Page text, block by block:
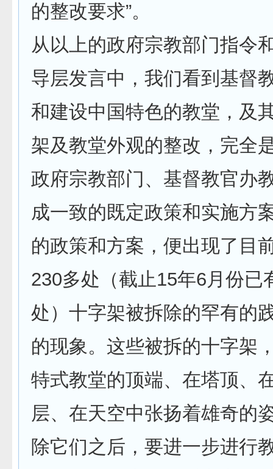
的整改要求”。
从以上的政府宗教部门指令
导层发言中，我们看到基督
和建设中国特色的教堂，及
架及教堂外观的整改，完全
政府宗教部门、基督教官办
成一致的既定政策和实施方
的政策和方案，便出现了目
230多处（截止15年6月份已
处）十字架被拆除的罕有的
的现象。这些被拆的十字架
特式教堂的顶端、在塔顶、
层、在天空中张扬着雄奇的
除它们之后，要进一步进行